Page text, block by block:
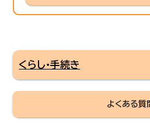
くらし・手続き
よくある質